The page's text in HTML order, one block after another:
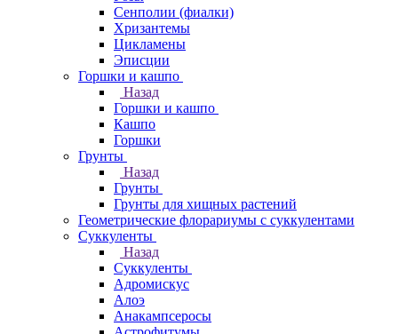
Сенполии (фиалки)
Хризантемы
Цикламены
Эписции
Горшки и кашпо
Назад
Горшки и кашпо
Кашпо
Горшки
Грунты
Назад
Грунты
Грунты для хищных растений
Геометрические флорариумы с суккулентами
Суккуленты
Назад
Суккуленты
Адромискус
Алоэ
Анакампсеросы